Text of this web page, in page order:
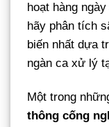
hoạt hàng
hãy phân tích
biến nhất dựa
ngàn ca xử lý
Một trong
thông cống